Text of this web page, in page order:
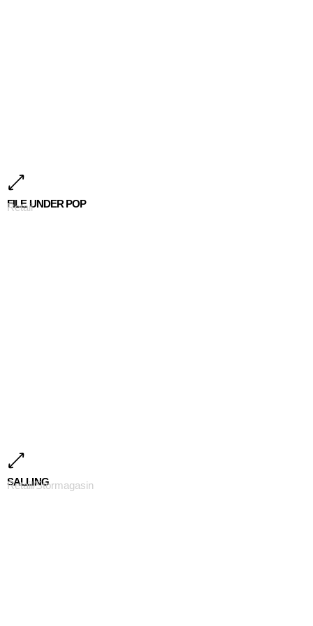
FILE UNDER POP
Retail
SALLING
Retail/Stormagasin